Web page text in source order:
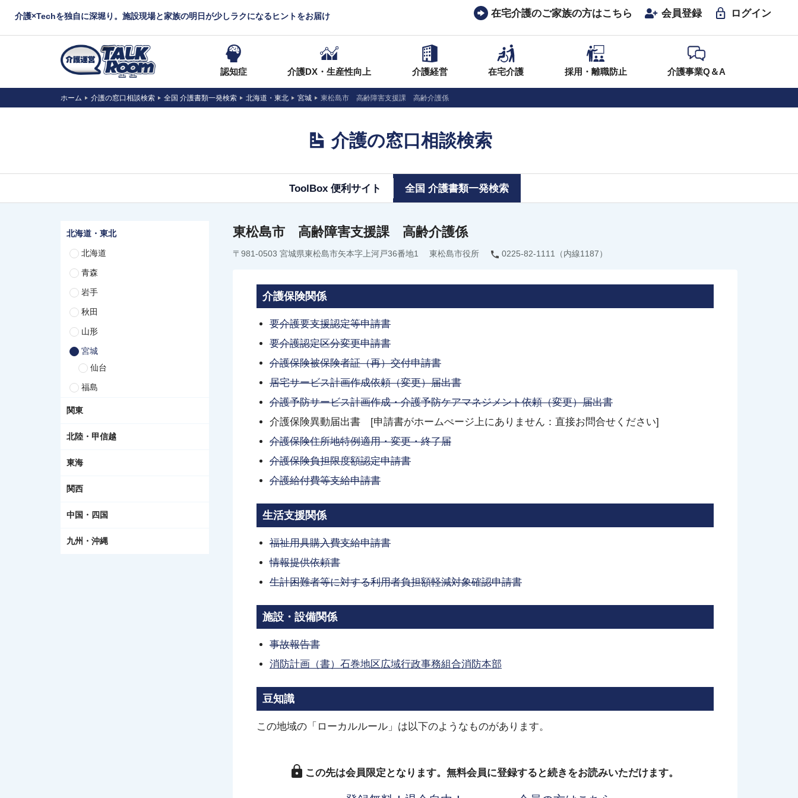
介護×Techを独自に深堀り。施設現場と家族の明日が少しラクになるヒントをお届け 在宅介護のご家族の方はこちら 会員登録 ログイン
認知症 介護DX・生産性向上 介護経営 在宅介護 採用・離職防止 介護事業Q＆A
ホーム 介護の窓口相談検索 全国 介護書類一発検索 北海道・東北 宮城 東松島市 高齢障害支援課 高齢介護係
介護の窓口相談検索
ToolBox 便利サイト 全国 介護書類一発検索
北海道・東北
北海道
青森
岩手
秋田
山形
宮城
仙台
福島
関東
北陸・甲信越
東海
関西
中国・四国
九州・沖縄
東松島市 高齢障害支援課 高齢介護係
〒981-0503 宮城県東松島市矢本字上河戸36番地1 東松島市役所 0225-82-1111（内線1187）
介護保険関係
要介護要支援認定等申請書
要介護認定区分変更申請書
介護保険被保険者証（再）交付申請書
居宅サービス計画作成依頼（変更）届出書
介護予防サービス計画作成・介護予防ケアマネジメント依頼（変更）届出書
介護保険異動届出書 [申請書がホームぺージ上にありません：直接お問合せください]
介護保険住所地特例適用・変更・終了届
介護保険負担限度額認定申請書
介護給付費等支給申請書
生活支援関係
福祉用具購入費支給申請書
情報提供依頼書
生計困難者等に対する利用者負担額軽減対象確認申請書
施設・設備関係
事故報告書
消防計画（書）石巻地区広域行政事務組合消防本部
豆知識
この地域の「ローカルルール」は以下のようなものがあります。
この先は会員限定となります。 無料会員に登録すると続きをお読みいただけます。